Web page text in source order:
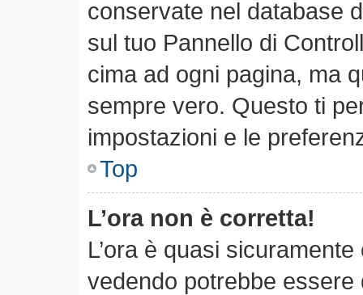
conservate nel database
sul tuo Pannello di
cima ad ogni pagina, ma
sempre vero. Questo ti
impostazioni e le
Top
L’ora non è corretta!
L’ora è quasi
vedendo potrebbe